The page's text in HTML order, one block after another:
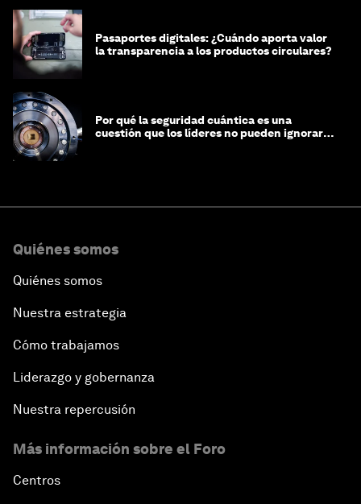
Pasaportes digitales: ¿Cuándo aporta valor
la transparencia a los productos circulares?
Por qué la seguridad cuántica es una
cuestión que los líderes no pueden ignorar
Quiénes somos
Quiénes somos
Nuestra estrategia
Cómo trabajamos
Liderazgo y gobernanza
Nuestra repercusión
Más información sobre el Foro
Centros